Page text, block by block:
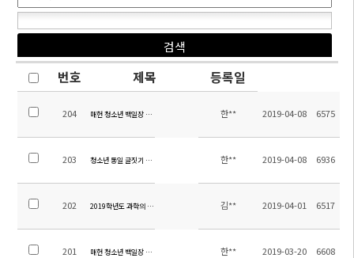
번호 제목 등록일
204 매헌 청소년 백일장 시상식 한** 2019-04-08 6575
203 청소년 통일 글짓기 대회 시상식 한** 2019-04-08 6936
202 2019학년도 과학의 날 행사 안내 김** 2019-04-01 6517
201 매헌 청소년 백일장 안내 한** 2019-03-20 6608